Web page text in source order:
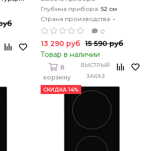
Глубина прибора: 52 см
Страна производства: -
0
13 290 руб 15 590 руб
Товар в наличии
В
корзину
БЫСТРЫЙ
ЗАКАЗ
СКИДКА 14%